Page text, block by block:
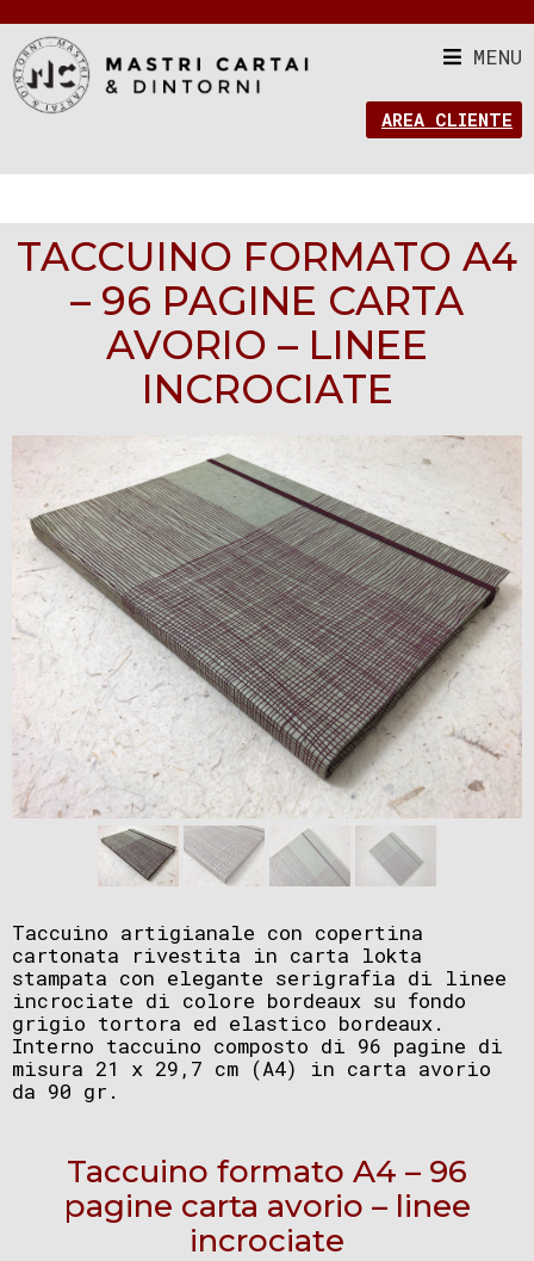
MENU
AREA CLIENTE
TACCUINO FORMATO A4
– 96 PAGINE CARTA
AVORIO – LINEE
INCROCIATE
Taccuino artigianale con copertina
cartonata rivestita in carta lokta
stampata con elegante serigrafia di linee
incrociate di colore bordeaux su fondo
grigio tortora ed elastico bordeaux.
Interno taccuino composto di 96 pagine di
misura 21 x 29,7 cm (A4) in carta avorio
da 90 gr.
Taccuino formato A4 – 96
pagine carta avorio – linee
incrociate